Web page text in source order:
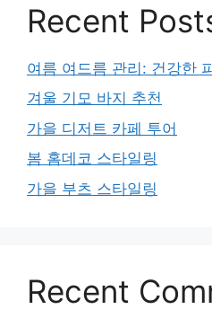
Recent
여름 여드름 관리: 건강한
겨울 기모 바지 추천
가을 디저트 카페 투어
봄 홈데코 스타일링
가을 부츠 스타일링
Recent